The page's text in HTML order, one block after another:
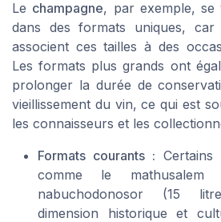
Le champagne, par exemple, se
dans des formats uniques, car
associent ces tailles à des
Les formats plus grands ont
prolonger la durée de
vieillissement du vin, ce qui est
les connaisseurs et les
Formats courants : Certains
comme le mathusalem
nabuchodonosor (15
dimension historique et